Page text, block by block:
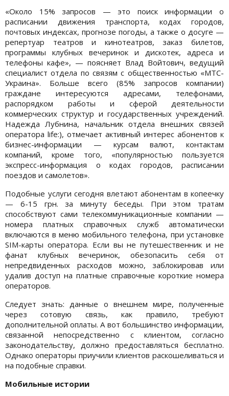
«Около 15% запросов — это поиск информации о
расписании движения транспорта, кодах городов,
почтовых индексах, прогнозе погоды, а также о досуге —
репертуар театров и кинотеатров, заказ билетов,
программы клубных вечеринок и дискотек, адреса и
телефоны кафе», — поясняет Влад Войтович, ведущий
специалист отдела по связям с общественностью «МТС-
Украина». Больше всего (85% запросов компании)
граждане интересуются адресами, телефонами,
распорядком работы и сферой деятельности
коммерческих структур и государственных учреждений.
Надежда Лубнина, начальник отдела внешних связей
оператора life:), отмечает активный интерес абонентов к
бизнес-информации — курсам валют, контактам
компаний, кроме того, «популярностью пользуется
экспресс-информация о кодах городов, расписании
поездов и самолетов».
Подобные услуги сегодня влетают абонентам в копеечку
— 6-15 грн. за минуту беседы. При этом тратам
способствуют сами телекоммуникационные компании —
номера платных справочных служб автоматически
включаются в меню мобильного телефона, при установке
SIM-карты оператора. Если вы не путешественник и не
фанат клубных вечеринок, обезопасить себя от
непредвиденных расходов можно, заблокировав или
удалив доступ на платные справочные короткие номера
операторов.
Следует знать: данные о внешнем мире, полученные
через сотовую связь, как правило, требуют
дополнительной оплаты. А вот большинство информации,
связанной непосредственно с клиентом, согласно
законодательству, должно предоставляться бесплатно.
Однако операторы приучили клиентов раскошеливаться и
на подобные справки.
Мобильные истории